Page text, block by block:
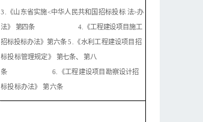
3.《山东省实施<中华人民共和国招标投标 法>办
法》 第四条 4.《工程建设项目施工
招标投标办法》第六条 5.《水利 工程建设项目招
标投标管理规定》 第七条、 第八
条 6.《工程建设项目勘察设计招
标投标办法》 第六条